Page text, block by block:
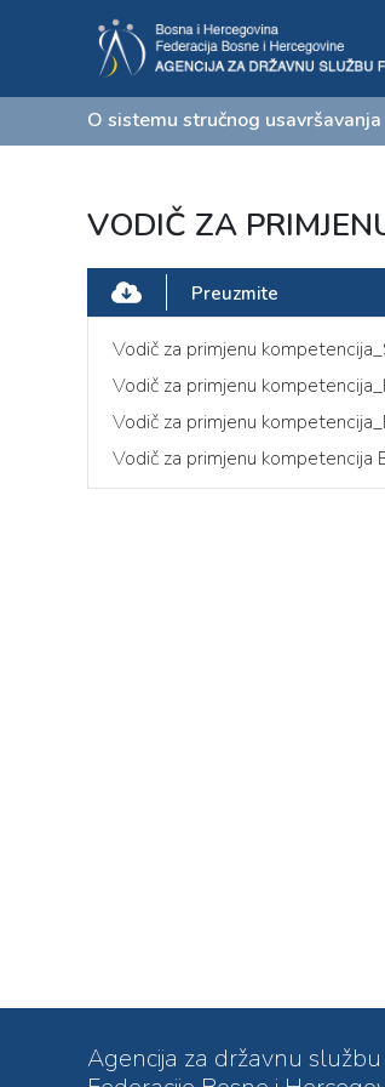
O sistemu stručnog usavršavanja
VODIČ ZA
Preuzmite
Vodič za primjenu
Vodič za primjenu
Vodič za primjenu
Vodič za primjenu kompetencija
Agencija za državnu službu